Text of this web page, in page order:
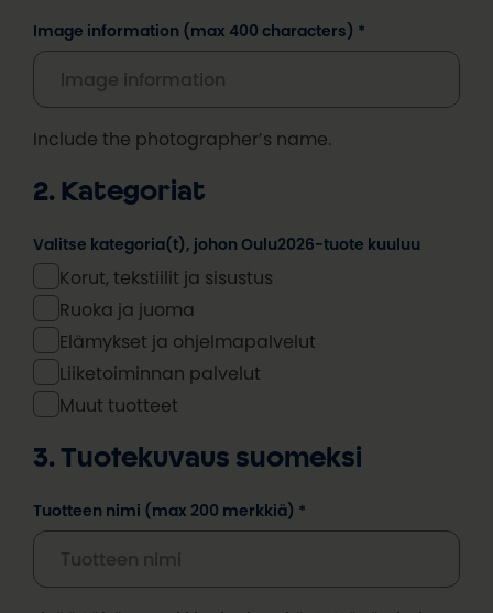
Image information (max 400 characters) *
Include the photographer’s name.
2. Kategoriat
Valitse kategoria(t), johon Oulu2026-tuote kuuluu
Korut, tekstiilit ja sisustus
Ruoka ja juoma
Elämykset ja ohjelmapalvelut
Liiketoiminnan palvelut
Muut tuotteet
3. Tuotekuvaus suomeksi
Tuotteen nimi (max 200 merkkiä) *